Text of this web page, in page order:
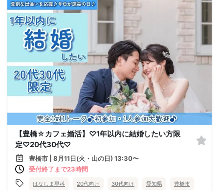
【豊橋☆カフェ婚活】♡1年以内に結婚したい方限
定♡20代30代♡
豊橋市 | 8月11日(火・山の日) 13:30〜
受付終了まで23時間
はなしま専科 20代向け 30代向け 愛知県 豊橋市